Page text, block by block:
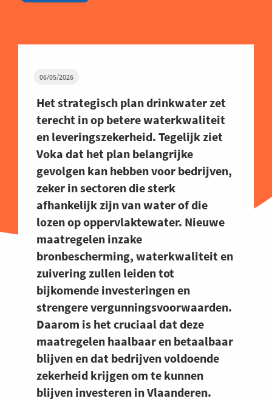
06/05/2026
Het strategisch plan drinkwater zet
terecht in op betere waterkwaliteit
en leveringszekerheid. Tegelijk ziet
Voka dat het plan belangrijke
gevolgen kan hebben voor bedrijven,
zeker in sectoren die sterk
afhankelijk zijn van water of die
lozen op oppervlaktewater. Nieuwe
maatregelen inzake
bronbescherming, waterkwaliteit en
zuivering zullen leiden tot
bijkomende investeringen en
strengere vergunningsvoorwaarden.
Daarom is het cruciaal dat deze
maatregelen haalbaar en betaalbaar
blijven en dat bedrijven voldoende
zekerheid krijgen om te kunnen
blijven investeren in Vlaanderen.